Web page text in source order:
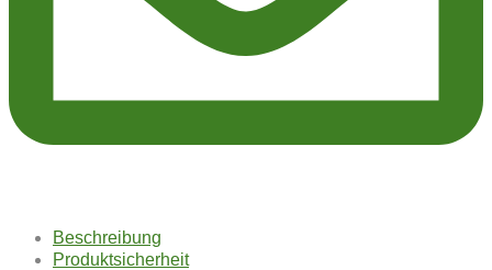
Beschreibung
Produktsicherheit